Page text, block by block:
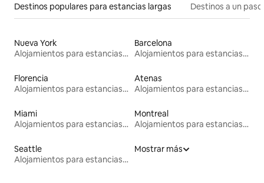
Destinos populares para estancias largas Destinos a un
Nueva York
Alojamientos para estancias largas
Barcelona
Alojamientos para estancias largas
Florencia
Alojamientos para estancias largas
Atenas
Alojamientos para estancias largas
Miami
Alojamientos para estancias largas
Montreal
Alojamientos para estancias largas
Seattle
Alojamientos para estancias largas
Mostrar más